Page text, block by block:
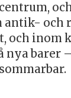
antik- och
och inom
nya barer